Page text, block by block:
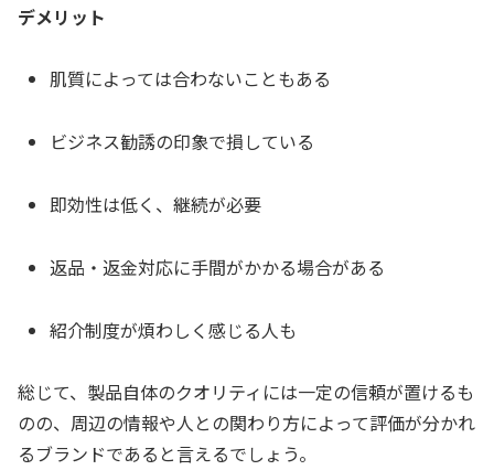
デメリット
肌質によっては合わないこともある
ビジネス勧誘の印象で損している
即効性は低く、継続が必要
返品・返金対応に手間がかかる場合がある
紹介制度が煩わしく感じる人も
総じて、製品自体のクオリティには一定の信頼が置けるも
のの、周辺の情報や人との関わり方によって評価が分かれ
るブランドであると言えるでしょう。